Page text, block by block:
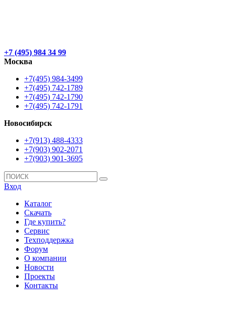
+7 (495) 984 34 99
Москва
+7(495) 984-3499
+7(495) 742-1789
+7(495) 742-1790
+7(495) 742-1791
Новосибирск
+7(913) 488-4333
+7(903) 902-2071
+7(903) 901-3695
Вход
Каталог
Скачать
Где купить?
Сервис
Техподдержка
Форум
О компании
Новости
Проекты
Контакты